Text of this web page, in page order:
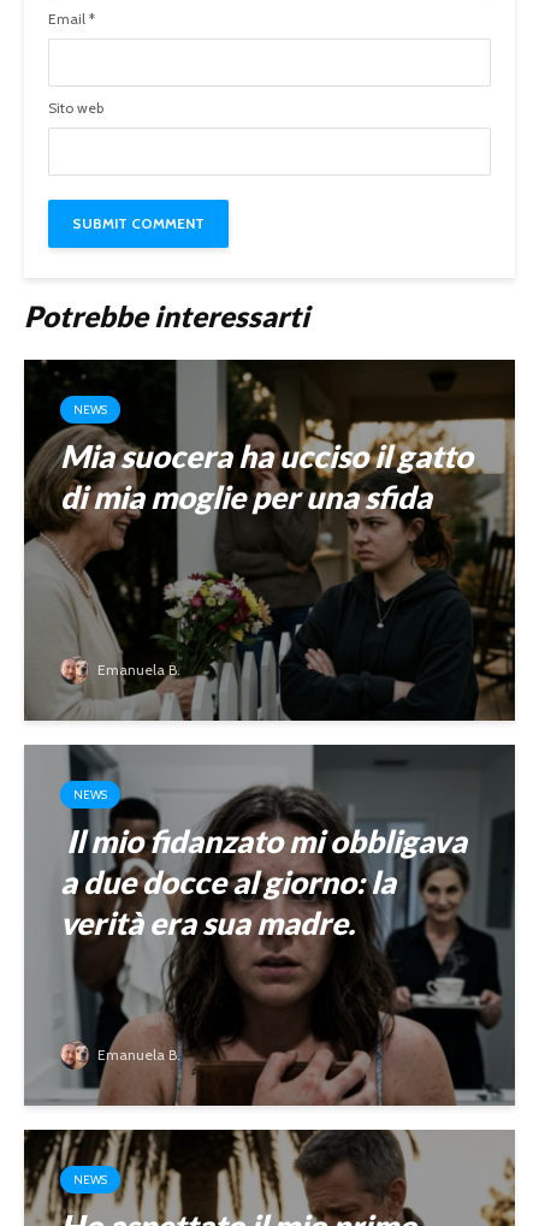
Email *
Sito web
Potrebbe interessarti
NEWS
Mia suocera ha ucciso il gatto
di mia moglie per una sfida
Emanuela B.
NEWS
Il mio fidanzato mi obbligava
a due docce al giorno: la
verità era sua madre.
Emanuela B.
NEWS